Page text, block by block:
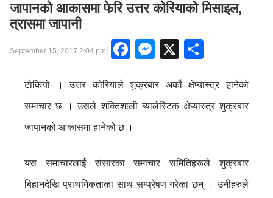
जापानको आकासमा फेरि उत्तर कोरियाको मिसाइल,
त्रासमा जापानी
September 15, 2017 2:04 pm| Facebook
Messenger
X
टाेकियाे । उत्तर कोरियाले शुक्रबार अर्काे क्षेप्यास्त्र हानेको
समाचार छ । उसले शक्तिशाली ब्यालेस्टिक क्षेप्यास्त्र शुक्रबार
जापानको आकासमा हानेको छ ।
यस समाचारलाई संसारका समाचार समितिहरूले शुक्रबार
बिहानदेखि प्राथमिकताका साथ सम्प्रेषण गरेका छन् । उनीहरुले